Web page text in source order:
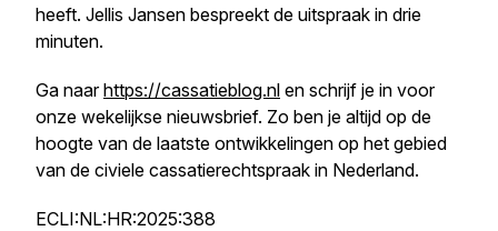
heeft. Jellis Jansen bespreekt de uitspraak in drie
minuten.
Ga naarhttps://cassatieblog.nl en schrijf je in voor
onze wekelijkse nieuwsbrief. Zo ben je altijd op de
hoogte van de laatste ontwikkelingen op het gebied
van de civiele cassatierechtspraak in Nederland.
ECLI:NL:HR:2025:388